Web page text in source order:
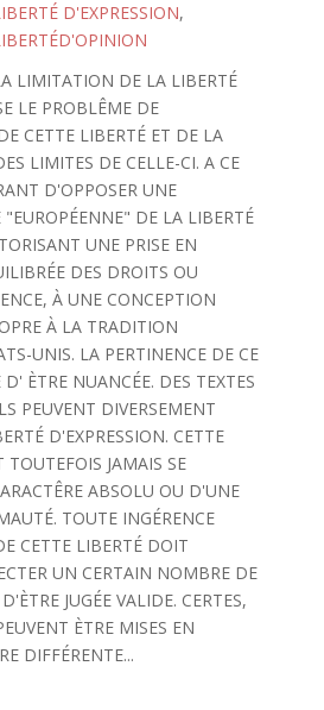
D'EXPRESSION,
LIMITATION DE LA LIBERTÉ
LE PROBLÊME DE
CETTE LIBERTÉ ET DE LA
LIMITES DE CELLE-CI. A CE
D'OPPOSER UNE
DE LA LIBERTÉ
UNE PRISE EN
DES DROITS OU
À UNE CONCEPTION
À LA TRADITION
UNIS. LA PERTINENCE DE CE
ÈTRE NUANCÉE. DES TEXTES
PEUVENT DIVERSEMENT
D'EXPRESSION. CETTE
TOUTEFOIS JAMAIS SE
ABSOLU OU D'UNE
TOUTE INGÉRENCE
CETTE LIBERTÉ DOIT
UN CERTAIN NOMBRE DE
JUGÉE VALIDE. CERTES,
ÈTRE MISES EN
DIFFÉRENTE...